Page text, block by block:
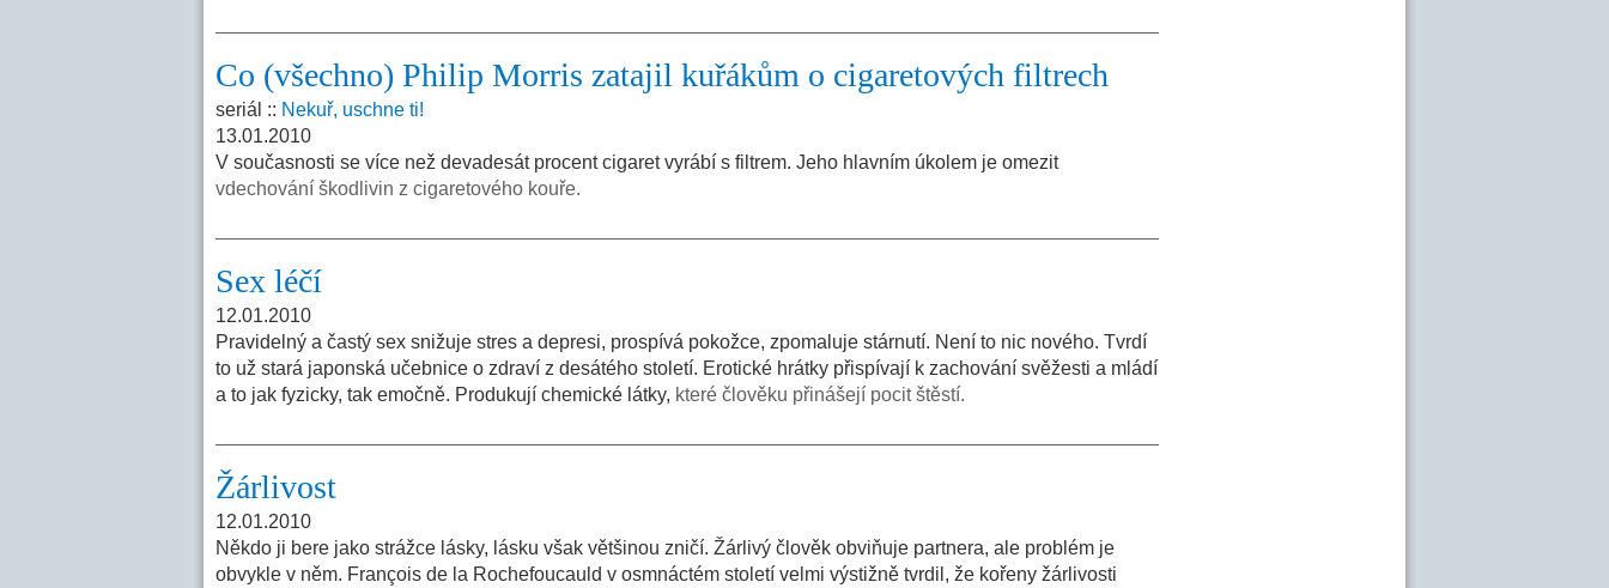
Co (všechno) Philip Morris zatajil kuřákům o cigaretových filtrech
seriál :: Nekuř, uschne ti!
13.01.2010
V současnosti se více než devadesát procent cigaret vyrábí s filtrem. Jeho hlavním úkolem je omezit
vdechování škodlivin z cigaretového kouře.
Sex léčí
12.01.2010
Pravidelný a častý sex snižuje stres a depresi, prospívá pokožce, zpomaluje stárnutí. Není to nic nového. Tvrdí
to už stará japonská učebnice o zdraví z desátého století. Erotické hrátky přispívají k zachování svěžesti a mládí
a to jak fyzicky, tak emočně. Produkují chemické látky, které člověku přinášejí pocit štěstí.
Žárlivost
12.01.2010
Někdo ji bere jako strážce lásky, lásku však většinou zničí. Žárlivý člověk obviňuje partnera, ale problém je
obvykle v něm. François de la Rochefoucauld v osmnáctém století velmi výstižně tvrdil, že kořeny žárlivosti